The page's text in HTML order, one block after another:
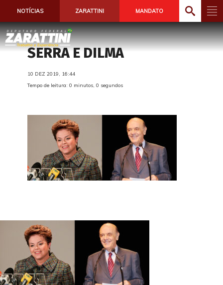
NOTÍCIAS ZARATTINI MANDATO
SERRA E DILMA
10 DEZ 2019, 16:44
Tempo de leitura: 0 minutos, 0 segundos